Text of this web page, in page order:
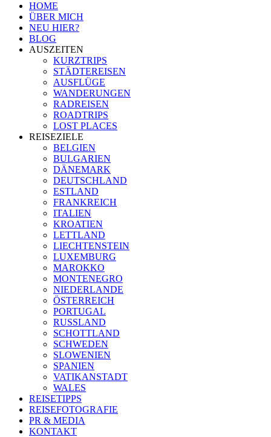
HOME
ÜBER MICH
NEU HIER?
BLOG
AUSZEITEN
KURZTRIPS
STÄDTEREISEN
AUSFLÜGE
WANDERUNGEN
RADREISEN
ROADTRIPS
LOST PLACES
REISEZIELE
BELGIEN
BULGARIEN
DÄNEMARK
DEUTSCHLAND
ESTLAND
FRANKREICH
ITALIEN
KROATIEN
LETTLAND
LIECHTENSTEIN
LUXEMBURG
MAROKKO
MONTENEGRO
NIEDERLANDE
ÖSTERREICH
PORTUGAL
RUSSLAND
SCHOTTLAND
SCHWEDEN
SLOWENIEN
SPANIEN
VATIKANSTADT
WALES
REISETIPPS
REISEFOTOGRAFIE
PR & MEDIA
KONTAKT